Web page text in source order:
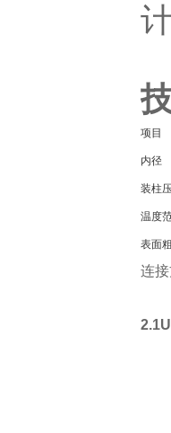
项目
内径
装柱
温度
表面
连